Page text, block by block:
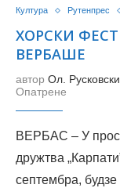
Култура Рутенпрес
ХОРСКИ
ВЕРБАШЕ
автор Ол. Русковски
Опатрене
ВЕРБАС – У
дружтва
септембра,